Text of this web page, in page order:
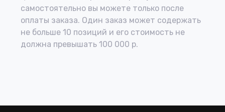
самостоятельно вы можете только после
оплаты заказа. Один заказ может содержать
не больше 10 позиций и его стоимость не
должна превышать 100 000 р.